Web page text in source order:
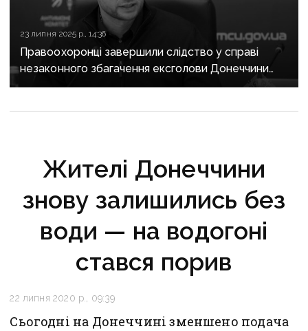
23 липня 2025 р., 14:36
Правоохоронці завершили слідство у справі
незаконного збагачення ексголови Донеччини
Павла Кириленка
Жителі Донеччини
знову залишились без
води — на водогоні
стався порив
22 липня 2020 р., 09:39
Сьогодні на Донеччині зменшено подача